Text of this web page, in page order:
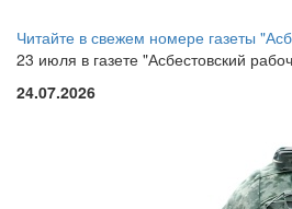
Читайте в свежем номере газеты
23 июля в газете "Асбестовский
24.07.2026